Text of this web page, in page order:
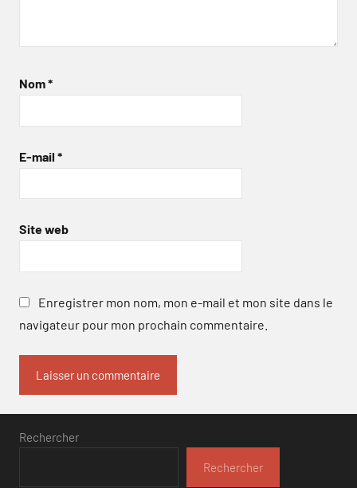
Nom*
E-mail *
Site web
Enregistrer mon nom, mon e-mail et mon site dans le
navigateur pour mon prochain commentaire.
Rechercher
Rechercher